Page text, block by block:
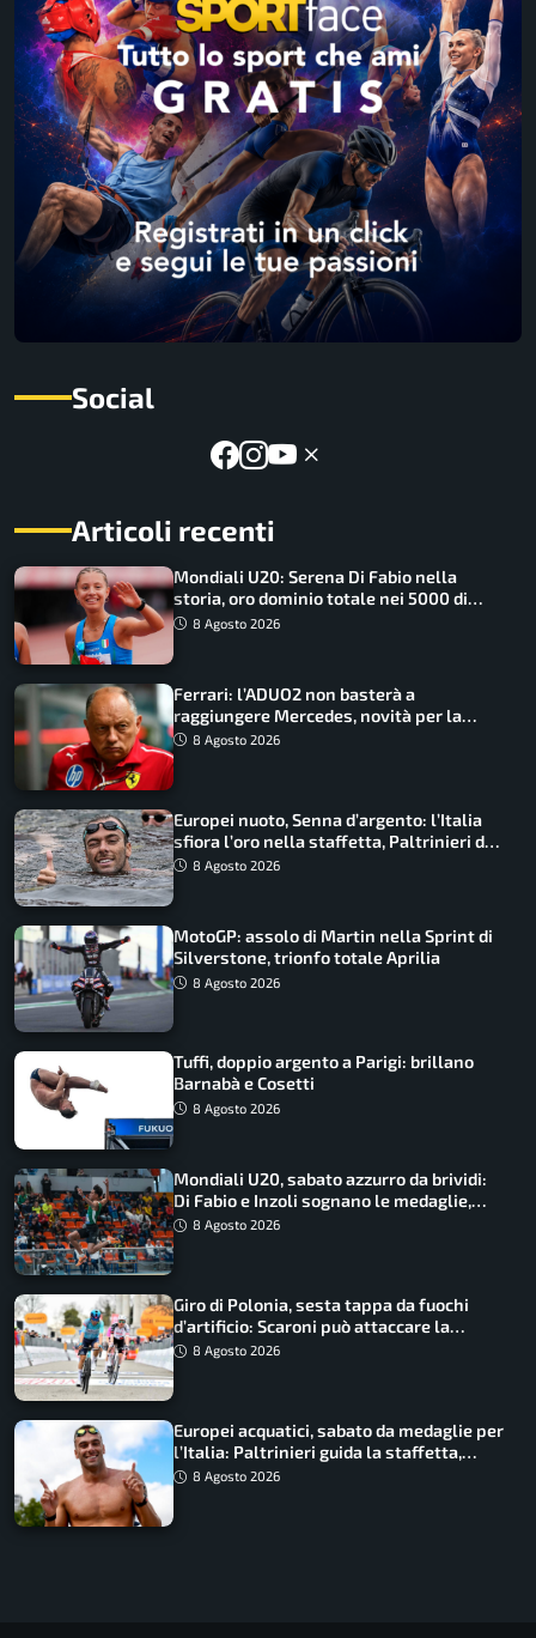
Social
Articoli recenti
Mondiali U20: Serena Di Fabio nella
storia, oro dominio totale nei 5000 di
marcia
8 Agosto 2026
Ferrari: l’ADUO2 non basterà a
raggiungere Mercedes, novità per la
Macarena
8 Agosto 2026
Europei nuoto, Senna d’argento: l’Italia
sfiora l’oro nella staffetta, Paltrinieri da
urlo, il bilancio azzurro
8 Agosto 2026
MotoGP: assolo di Martin nella Sprint di
Silverstone, trionfo totale Aprilia
8 Agosto 2026
Tuffi, doppio argento a Parigi: brillano
Barnabà e Cosetti
8 Agosto 2026
Mondiali U20, sabato azzurro da brividi:
Di Fabio e Inzoli sognano le medaglie,
Castellani e Succo in finale
8 Agosto 2026
Giro di Polonia, sesta tappa da fuochi
d’artificio: Scaroni può attaccare la
maglia di Lemmen
8 Agosto 2026
Europei acquatici, sabato da medaglie per
l’Italia: Paltrinieri guida la staffetta,
Barnabà sogna l’oro dalle grandi altezze
8 Agosto 2026